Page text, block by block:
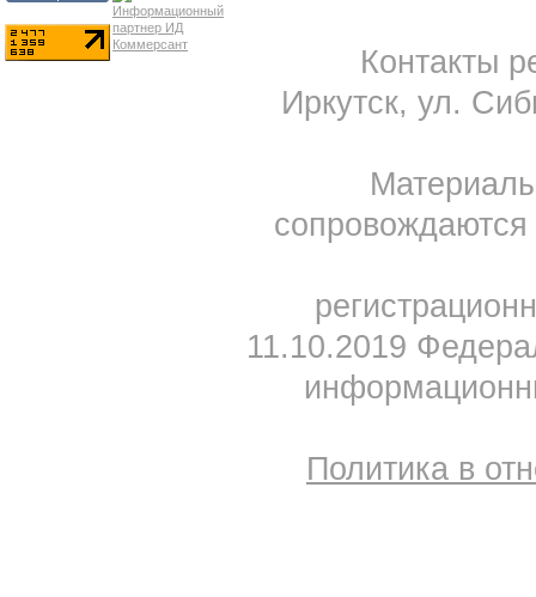
Контакты
Иркутск, ул.
11.10.2019
Политика в